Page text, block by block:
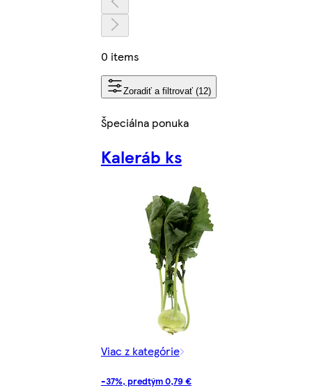
0 items
Zoradiť a filtrovať (12)
Špeciálna ponuka
Kaleráb ks
Viac z kategórie
-37%, predtým 0,79 €